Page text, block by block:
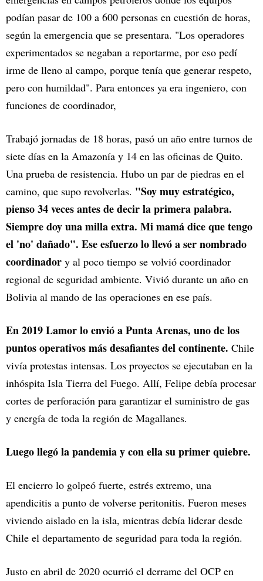
podían pasar de 100 a 600 personas en cuestión de horas,
según la emergencia que se presentara. "Los operadores
experimentados se negaban a reportarme, por eso pedí
irme de lleno al campo, porque tenía que generar respeto,
pero con humildad". Para entonces ya era ingeniero, con
funciones de coordinador,
Trabajó jornadas de 18 horas, pasó un año entre turnos de
siete días en la Amazonía y 14 en las oficinas de Quito.
Una prueba de resistencia. Hubo un par de piedras en el
camino, que supo revolverlas. "Soy muy estratégico,
pienso 34 veces antes de decir la primera palabra.
Siempre doy una milla extra. Mi mamá dice que tengo
el 'no' dañado". Ese esfuerzo lo llevó a ser nombrado
coordinador y al poco tiempo se volvió coordinador
regional de seguridad ambiente. Vivió durante un año en
Bolivia al mando de las operaciones en ese país.
En 2019 Lamor lo envió a Punta Arenas, uno de los
puntos operativos más desafiantes del continente. Chile
vivía protestas intensas. Los proyectos se ejecutaban en la
inhóspita Isla Tierra del Fuego. Allí, Felipe debía procesar
cortes de perforación para garantizar el suministro de gas
y energía de toda la región de Magallanes.
Luego llegó la pandemia y con ella su primer quiebre.
El encierro lo golpeó fuerte, estrés extremo, una
apendicitis a punto de volverse peritonitis. Fueron meses
viviendo aislado en la isla, mientras debía liderar desde
Chile el departamento de seguridad para toda la región.
Justo en abril de 2020 ocurrió el derrame del OCP en